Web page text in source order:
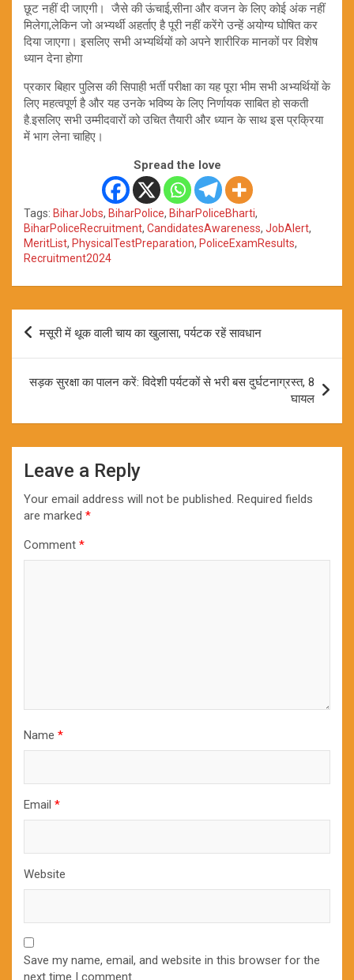
छूट नहीं दी जाएगी। जैसे की ऊंचाई,सीना और वजन के लिए कोई अंक नहीं
मिलेगा,लेकिन जो अभ्यर्थी अहर्ताए है पूरी नहीं करेंगे उन्हें अयोग्य घोषित कर
दिया जाएगा। इसलिए सभी अभ्यर्थियों को अपने शारीरिक मानकों पर विशेष
ध्यान देना होगा
प्रकार बिहार पुलिस की सिपाही भर्ती परीक्षा का यह पूरा भीम सभी अभ्यर्थियों के
लिए महत्वपूर्ण है और यह उनके भविष्य के लिए निर्णायक साबित हो सकती
है.इसलिए सभी उम्मीदवारों को उचित तैयारी और ध्यान के साथ इस प्रक्रिया
में भाग लेना चाहिए।
Spread the love
Tags: BiharJobs, BiharPolice, BiharPoliceBharti,
BiharPoliceRecruitment, CandidatesAwareness, JobAlert,
MeritList, PhysicalTestPreparation, PoliceExamResults,
Recruitment2024
Post
navigation
मसूरी में थूक वाली चाय का खुलासा, पर्यटक रहें सावधान
सड़क सुरक्षा का पालन करें: विदेशी पर्यटकों से भरी बस दुर्घटनाग्रस्त, 8
घायल
Leave a Reply
Your email address will not be published. Required fields
are marked *
Comment *
Name *
Email *
Website
Save my name, email, and website in this browser for the
next time I comment.